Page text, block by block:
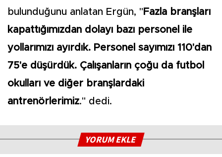
bulunduğunu anlatan Ergün, " Fazla branşları
kapattığımızdan dolayı bazı personel ile
yollarımızı ayırdık. Personel sayımızı 110'dan
75'e düşürdük. Çalışanların çoğu da futbol
okulları ve diğer branşlardaki
antrenörlerimiz." dedi.
YORUM EKLE